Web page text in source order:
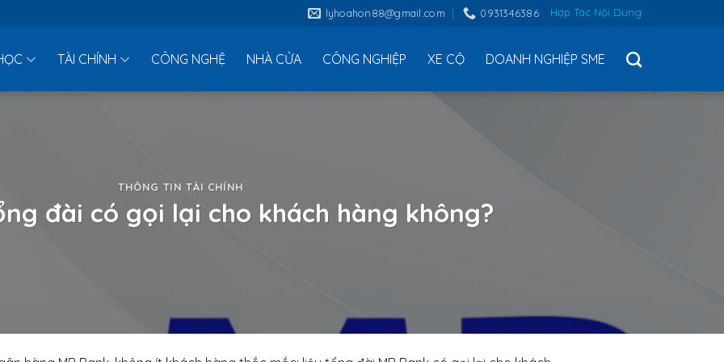
lyhoahon88@gmail.com 0931346386 Hợp Tác Nội Dung
TÀI CHÍNH CÔNG NGHỆ NHÀ CỬA CÔNG NGHIỆP XE CỘ DOANH NGHIỆP SME
THÔNG TIN TÀI CHÍNH
đài có gọi lại cho khách hàng không?